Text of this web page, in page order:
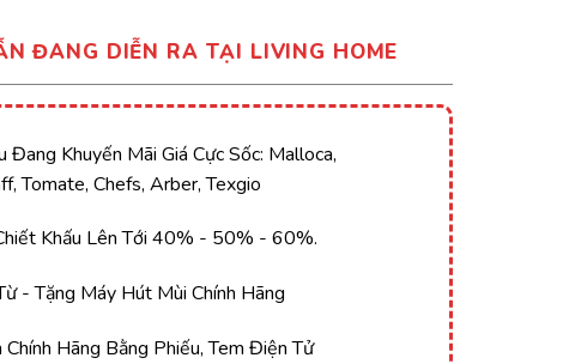
ĐANG DIỄN RA TẠI LIVING HOME
Đang Khuyến Mãi Giá Cực Sốc: Malloca,
Tomate, Chefs, Arber, Texgio
Khấu Lên Tới 40% - 50% - 60%.
- Tặng Máy Hút Mùi Chính Hãng
Hãng Bằng Phiếu, Tem Điện Tử